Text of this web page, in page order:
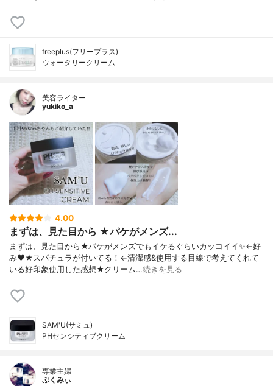
freeplus(フリープラス)
ウォータリークリーム
美容ライター
yukiko_a
4.00
まずは、見た目から ★パケがメンズ...
まずは、見た目から★パケがメンズでもイケるぐらいカッコイイ✨←好
み❤★スパチュラが付いてる！←清潔感&使用する目線で考えてくれて
いる好印象使用した感想★クリーム…続きを見る
SAM'U(サミュ)
PHセンシティブクリーム
専業主婦
ぷくみぃ